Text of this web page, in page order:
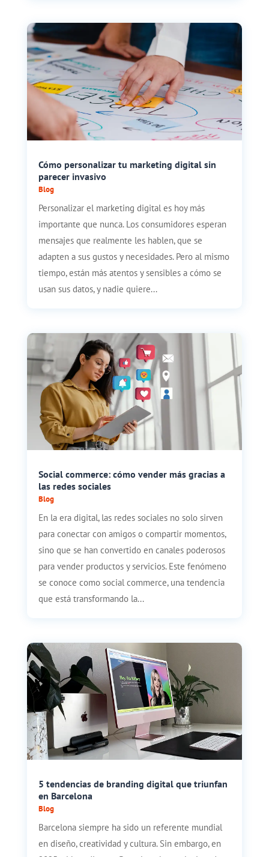
Cómo personalizar tu marketing digital sin
parecer invasivo
Blog
Personalizar el marketing digital es hoy más
importante que nunca. Los consumidores esperan
mensajes que realmente les hablen, que se
adapten a sus gustos y necesidades. Pero al mismo
tiempo, están más atentos y sensibles a cómo se
usan sus datos, y nadie quiere...
Social commerce: cómo vender más gracias a
las redes sociales
Blog
En la era digital, las redes sociales no solo sirven
para conectar con amigos o compartir momentos,
sino que se han convertido en canales poderosos
para vender productos y servicios. Este fenómeno
se conoce como social commerce, una tendencia
que está transformando la...
5 tendencias de branding digital que triunfan
en Barcelona
Blog
Barcelona siempre ha sido un referente mundial
en diseño, creatividad y cultura. Sin embargo, en